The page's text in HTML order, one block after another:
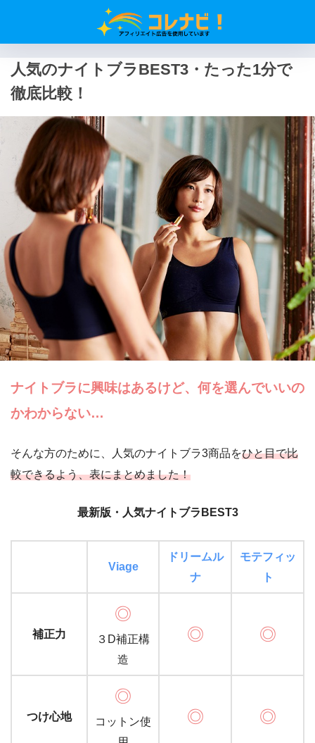
人気のナイトブラBEST3・たった1分で
徹底比較！
ナイトブラに興味はあるけど、何を選んでいいの
かわからない…
そんな方のために、人気のナイトブラ3商品をひと目で比
較できるよう、表にまとめました！
最新版・人気ナイトブラBEST3
Viage
ドリームル
ナ
モテフィッ
ト
補正力
◎
３D補正構
造
◎ ◎
つけ心地
◎
コットン使
◎ ◎